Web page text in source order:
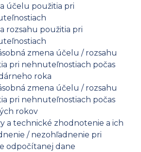
účelu použitia pri
rozsahu použitia pri
zmena účelu / rozsahu
pri nehnuteľnostiach počas
roka
zmena účelu / rozsahu
pri nehnuteľnostiach počas
rokov
a technické zhodnotenie a ich
/ nezohľadnenie pri
odpočítanej dane